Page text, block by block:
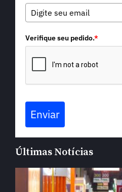
Verifique seu pedido.*
Enviar
Últimas Notícias